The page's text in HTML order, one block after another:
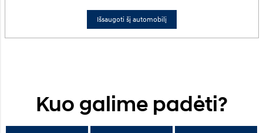
Išsaugoti šį automobilį
Kuo galime padėti?